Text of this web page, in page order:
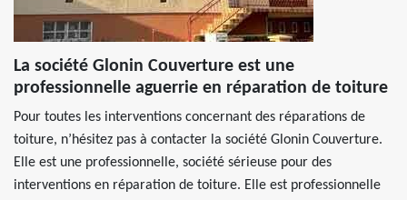
La société Glonin Couverture est une
professionnelle aguerrie en réparation de toiture
Pour toutes les interventions concernant des réparations de
toiture, n’hésitez pas à contacter la société Glonin Couverture.
Elle est une professionnelle, société sérieuse pour des
interventions en réparation de toiture. Elle est professionnelle